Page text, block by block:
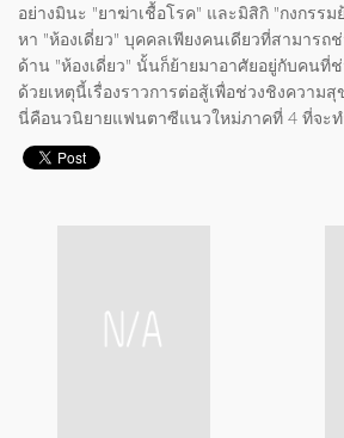
อย่างมินะ "ยาฆ่าเชื้อโรค" และมิสิกิ "กงกรร
หา "ห้องเดี่ยว" บุคคลเพียงคนเดียวที่สามารถ
ด้าน "ห้องเดี่ยว" นั้นก็ย้ายมาอาศัยอยู่กับคนที่
ด้วยเหตุนี้เรื่องราวการต่อสู้เพื่อช่วงชิงความ
นี่คือนวนิยายแฟนตาซีแนวใหม่ภาคที่ 4 ที่จะ